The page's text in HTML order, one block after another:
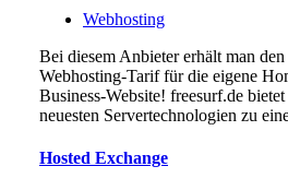
Webhosting
Bei diesem Anbieter erhält man den
Webhosting-Tarif für die eigene
Business-Website! freesurf.de
neuesten Servertechnologien zu
Hosted Exchange